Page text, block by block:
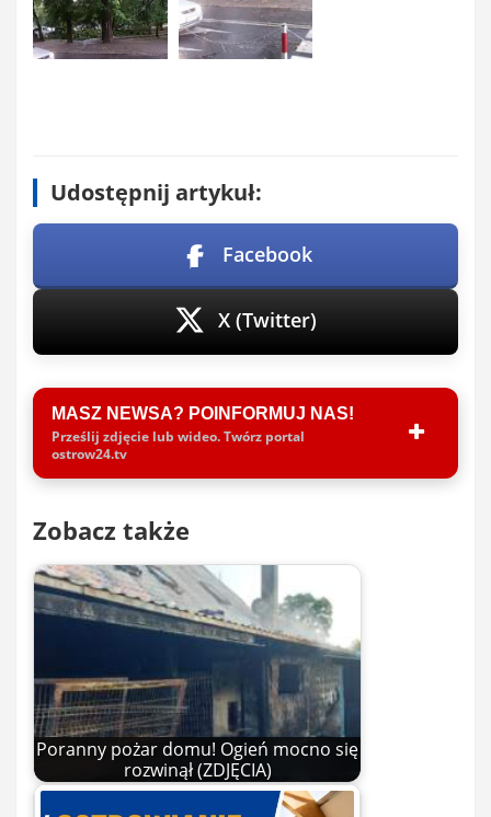
Udostępnij artykuł:
Facebook
X (Twitter)
MASZ NEWSA? POINFORMUJ NAS!
Prześlij zdjęcie lub wideo. Twórz portal
ostrow24.tv
Zobacz także
Poranny pożar domu! Ogień mocno się
rozwinął (ZDJĘCIA)